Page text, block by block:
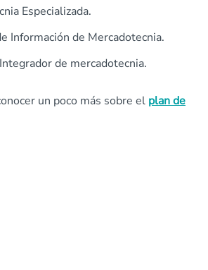
Especializada.
Información de Mercadotecnia.
de mercadotecnia.
un poco más sobre el plan de